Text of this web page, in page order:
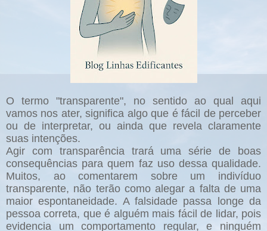
O termo "transparente", no sentido ao qual aqui
vamos nos ater, significa algo que é fácil de perceber
ou de interpretar, ou ainda que revela claramente
suas intenções.
Agir com transparência trará uma série de boas
consequências para quem faz uso dessa qualidade.
Muitos, ao comentarem sobre um indivíduo
transparente, não terão como alegar a falta de uma
maior espontaneidade. A falsidade passa longe da
pessoa correta, que é alguém mais fácil de lidar, pois
evidencia um comportamento regular, e ninguém